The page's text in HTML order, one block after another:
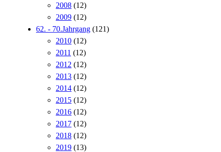
2008 (12)
2009 (12)
62. - 70.Jahrgang (121)
2010 (12)
2011 (12)
2012 (12)
2013 (12)
2014 (12)
2015 (12)
2016 (12)
2017 (12)
2018 (12)
2019 (13)